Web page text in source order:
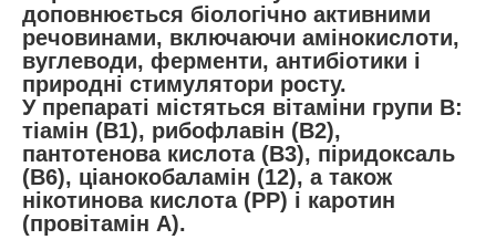
доповнюється біологічно активними
речовинами, включаючи амінокислоти,
вуглеводи, ферменти, антибіотики і
природні стимулятори росту.
У препараті містяться вітаміни групи В:
тіамін (В1), рибофлавін (В2),
пантотенова кислота (В3), піридоксаль
(В6), ціанокобаламін (12), а також
нікотинова кислота (РР) і каротин
(провітамін А).